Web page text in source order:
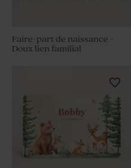
Faire-part de naissance -
Doux lien familial